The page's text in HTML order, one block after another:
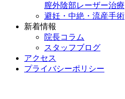
膣外陰部レーザー治療
避妊・中絶・流産手術
新着情報
院長コラム
スタッフブログ
アクセス
プライバシーポリシー